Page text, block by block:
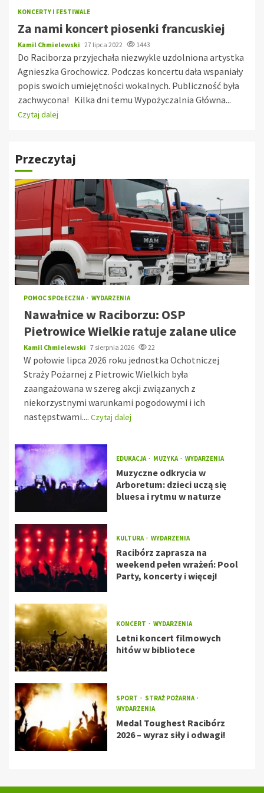
KONCERTY I FESTIWALE
Za nami koncert piosenki francuskiej
Kamil Chmielewski 27 lipca 2022 1443
Do Raciborza przyjechała niezwykle uzdolniona artystka
Agnieszka Grochowicz. Podczas koncertu dała wspaniały
popis swoich umiejętności wokalnych. Publiczność była
zachwycona! Kilka dni temu Wypożyczalnia Główna...
Czytaj dalej
Przeczytaj
POMOC SPOŁECZNA WYDARZENIA
Nawałnice w Raciborzu: OSP
Pietrowice Wielkie ratuje zalane ulice
Kamil Chmielewski 7 sierpnia 2026 22
W połowie lipca 2026 roku jednostka Ochotniczej
Straży Pożarnej z Pietrowic Wielkich była
zaangażowana w szereg akcji związanych z
niekorzystnymi warunkami pogodowymi i ich
następstwami.... Czytaj dalej
EDUKACJA MUZYKA WYDARZENIA
Muzyczne odkrycia w
Arboretum: dzieci uczą się
bluesa i rytmu w naturze
KULTURA WYDARZENIA
Racibórz zaprasza na
weekend pełen wrażeń: Pool
Party, koncerty i więcej!
KONCERT WYDARZENIA
Letni koncert filmowych
hitów w bibliotece
SPORT
STRAŻ POŻARNA
WYDARZENIA
Medal Toughest Racibórz
2026 – wyraz siły i odwagi!